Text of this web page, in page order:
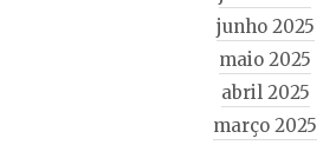
junho 2025
maio 2025
abril 2025
março 2025